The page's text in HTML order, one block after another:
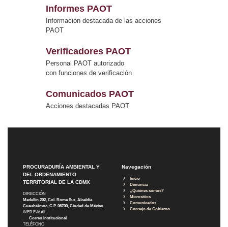
Informes PAOT
Información destacada de las acciones
PAOT
Verificadores PAOT
Personal PAOT autorizado
con funciones de verificación
Comunicados PAOT
Acciones destacadas PAOT
PROCURADURÍA AMBIENTAL Y
DEL ORDENAMIENTO
TERRITORIAL DE LA CDMX
DIRECCIÓN
Medellín 202, Col. Roma Sur, Alcaldía
Cuauhtémoc, C.P. 06700, Ciudad de México
WEB E-MAIL
Correo Institucional
TELÉFONO
Navegación
Inicio
Denuncia
¿Quiénes somos?
Micrositios
Comunicados
Consejo de Gobierno